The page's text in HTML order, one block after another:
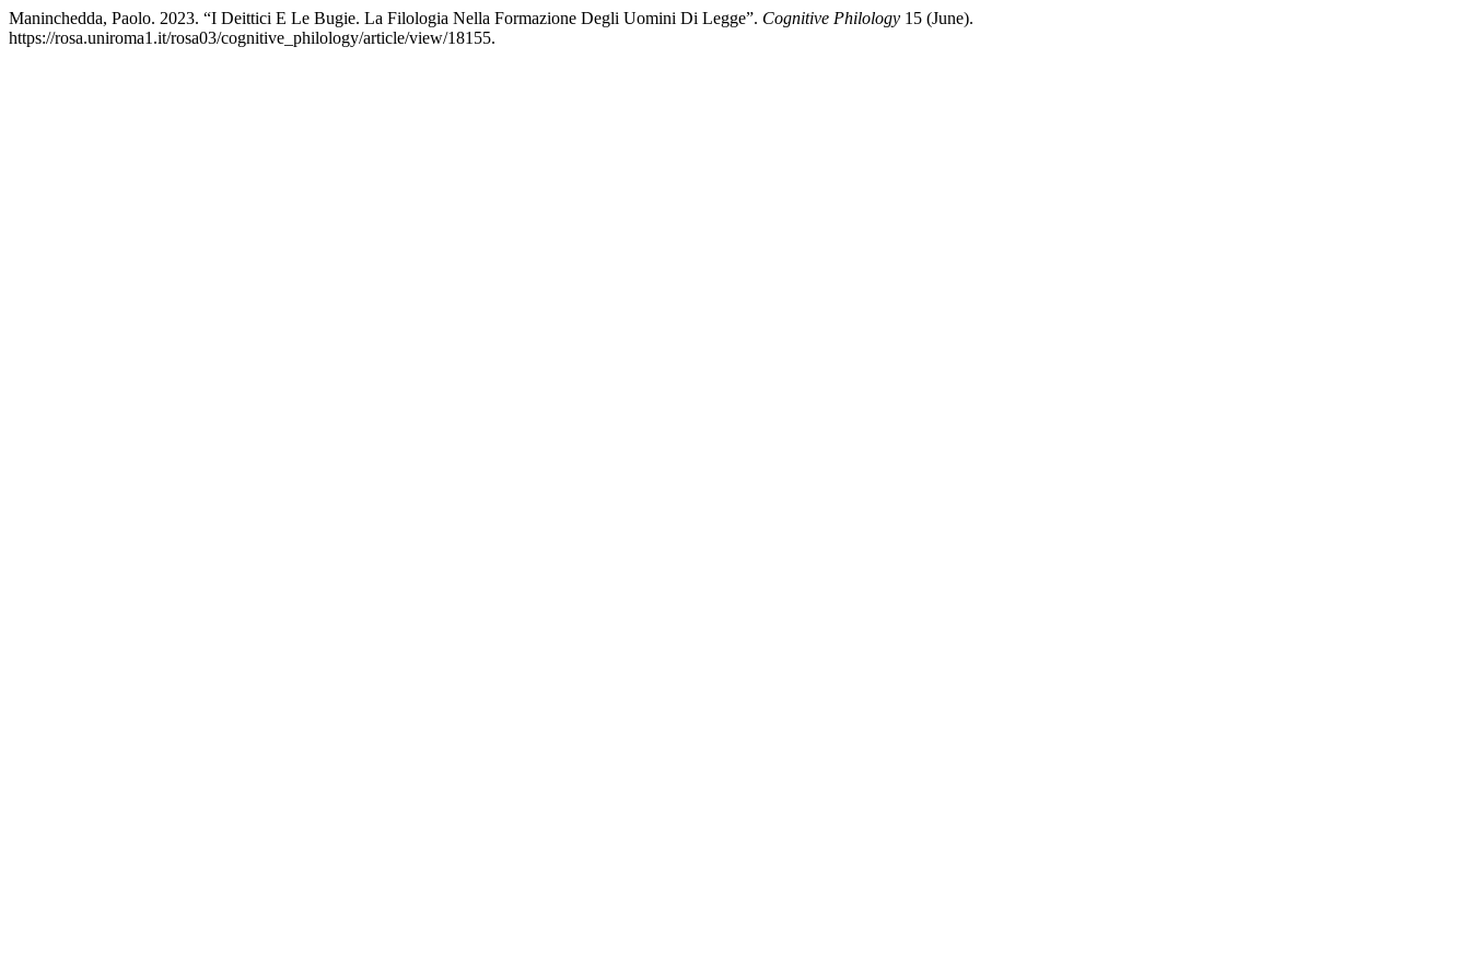
Maninchedda, Paolo. 2023. “I Deittici E Le Bugie. La Filologia Nella Formazione Degli Uomini Di Legge”. Cognitive Philology 15 (June).
https://rosa.uniroma1.it/rosa03/cognitive_philology/article/view/18155.